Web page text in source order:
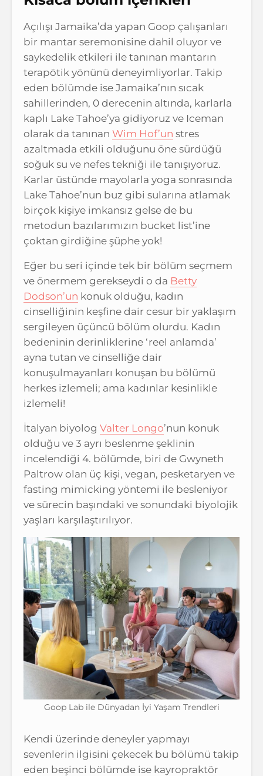
Açılışı Jamaika’da yapan Goop çalışanları
bir mantar seremonisine dahil oluyor ve
saykedelik etkileri ile tanınan mantarın
terapötik yönünü deneyimliyorlar. Takip
eden bölümde ise Jamaika’nın sıcak
sahillerinden, 0 derecenin altında, karlarla
kaplı Lake Tahoe’ya gidiyoruz ve Iceman
olarak da tanınan Wim Hof’un stres
azaltmada etkili olduğunu öne sürdüğü
soğuk su ve nefes tekniği ile tanışıyoruz.
Karlar üstünde mayolarla yoga sonrasında
Lake Tahoe’nun buz gibi sularına atlamak
birçok kişiye imkansız gelse de bu
metodun bazılarımızın bucket list’ine
çoktan girdiğine şüphe yok!
Eğer bu seri içinde tek bir bölüm seçmem
ve önermem gerekseydi o da Betty
Dodson’un konuk olduğu, kadın
cinselliğinin keşfine dair cesur bir yaklaşım
sergileyen üçüncü bölüm olurdu. Kadın
bedeninin derinliklerine ‘reel anlamda’
ayna tutan ve cinselliğe dair
konuşulmayanları konuşan bu bölümü
herkes izlemeli; ama kadınlar kesinlikle
izlemeli!
İtalyan biyolog Valter Longo’nun konuk
olduğu ve 3 ayrı beslenme şeklinin
incelendiği 4. bölümde, biri de Gwyneth
Paltrow olan üç kişi, vegan, pesketaryen ve
fasting mimicking yöntemi ile besleniyor
ve sürecin başındaki ve sonundaki biyolojik
yaşları karşılaştırılıyor.
Goop Lab ile Dünyadan İyi Yaşam Trendleri
Kendi üzerinde deneyler yapmayı
sevenlerin ilgisini çekecek bu bölümü takip
eden beşinci bölümde ise kayropraktör